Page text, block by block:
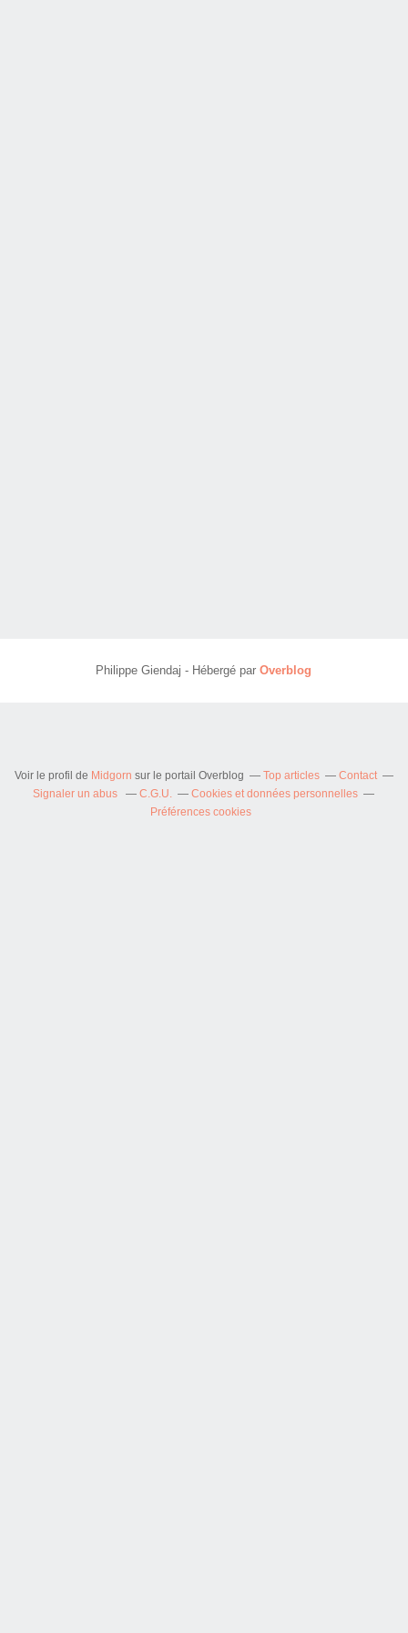
Philippe Giendaj - Hébergé parOverblog
Voir le profil de Midgorn sur le portail Overblog Top articles
Contact
Signaler un abus
C.G.U.
Cookies et données personnelles
Préférences cookies